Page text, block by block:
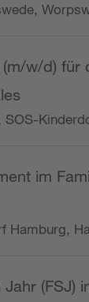
w/d) für
SOS-
im
Hamburg,
(FSJ)